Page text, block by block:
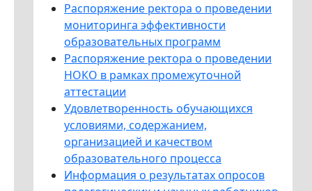
Распоряжение ректора о проведении
мониторинга эффективности
образовательных программ
Распоряжение ректора о проведении
НОКО в рамках промежуточной
аттестации
Удовлетворенность обучающихся
условиями, содержанием,
организацией и качеством
образовательного процесса
Информация о результатах опросов